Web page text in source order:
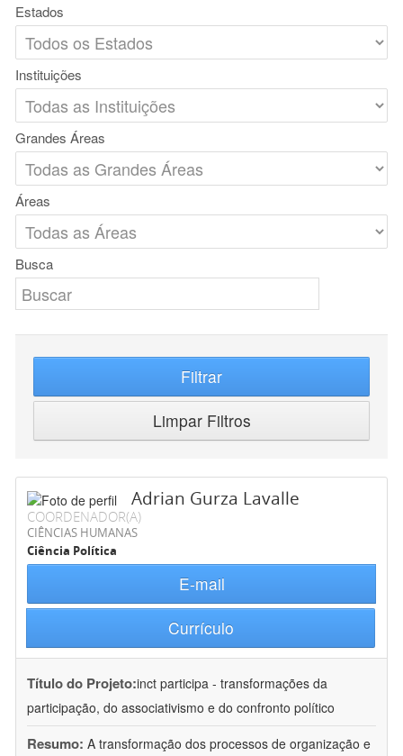
Estados
Instituições
Grandes Áreas
Áreas
Busca
Filtrar
Limpar Filtros
Adrian Gurza Lavalle
COORDENADOR(A)
CIÊNCIAS HUMANAS
Ciência Política
E-mail
Currículo
Título do Projeto:inct participa - transformações da
participação, do associativismo e do confronto político
Resumo: A transformação dos processos de organização e